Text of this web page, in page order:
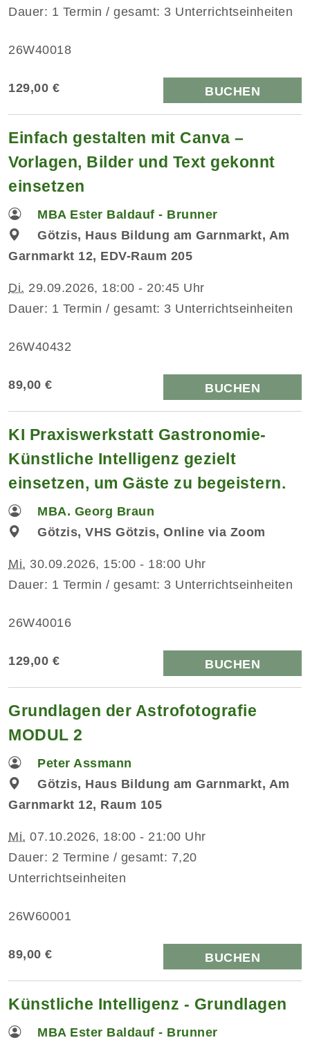
Dauer: 1 Termin / gesamt: 3 Unterrichtseinheiten
26W40018
129,00 € BUCHEN
Einfach gestalten mit Canva –
Vorlagen, Bilder und Text gekonnt
einsetzen
MBA Ester Baldauf - Brunner
Götzis, Haus Bildung am Garnmarkt, Am
Garnmarkt 12, EDV-Raum 205
Di. 29.09.2026, 18:00 - 20:45 Uhr
Dauer: 1 Termin / gesamt: 3 Unterrichtseinheiten
26W40432
89,00 € BUCHEN
KI Praxiswerkstatt Gastronomie-
Künstliche Intelligenz gezielt
einsetzen, um Gäste zu begeistern.
MBA. Georg Braun
Götzis, VHS Götzis, Online via Zoom
Mi. 30.09.2026, 15:00 - 18:00 Uhr
Dauer: 1 Termin / gesamt: 3 Unterrichtseinheiten
26W40016
129,00 € BUCHEN
Grundlagen der Astrofotografie
MODUL 2
Peter Assmann
Götzis, Haus Bildung am Garnmarkt, Am
Garnmarkt 12, Raum 105
Mi. 07.10.2026, 18:00 - 21:00 Uhr
Dauer: 2 Termine / gesamt: 7,20
Unterrichtseinheiten
26W60001
89,00 € BUCHEN
Künstliche Intelligenz - Grundlagen
MBA Ester Baldauf - Brunner